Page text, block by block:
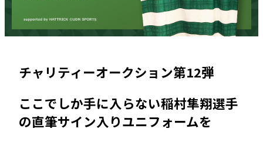
チャリティーオークション第12弾
ここでしか手に入らない稲村隼翔選手
の直筆サイン入りユニフォームを